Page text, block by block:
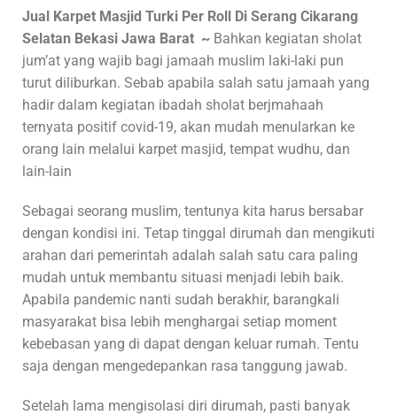
Jual Karpet Masjid Turki Per Roll Di Serang Cikarang
Selatan Bekasi Jawa Barat ~ Bahkan kegiatan sholat
jum’at yang wajib bagi jamaah muslim laki-laki pun
turut diliburkan. Sebab apabila salah satu jamaah yang
hadir dalam kegiatan ibadah sholat berjmahaah
ternyata positif covid-19, akan mudah menularkan ke
orang lain melalui karpet masjid, tempat wudhu, dan
lain-lain
Sebagai seorang muslim, tentunya kita harus bersabar
dengan kondisi ini. Tetap tinggal dirumah dan mengikuti
arahan dari pemerintah adalah salah satu cara paling
mudah untuk membantu situasi menjadi lebih baik.
Apabila pandemic nanti sudah berakhir, barangkali
masyarakat bisa lebih menghargai setiap moment
kebebasan yang di dapat dengan keluar rumah. Tentu
saja dengan mengedepankan rasa tanggung jawab.
Setelah lama mengisolasi diri dirumah, pasti banyak